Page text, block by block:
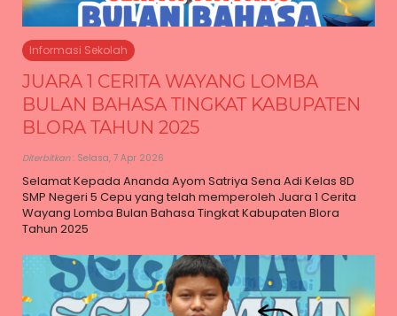
Informasi Sekolah
JUARA 1 CERITA WAYANG LOMBA
BULAN BAHASA TINGKAT KABUPATEN
BLORA TAHUN 2025
Diterbitkan: Selasa, 7 Apr 2026
Selamat Kepada Ananda Ayom Satriya Sena Adi Kelas 8D
SMP Negeri 5 Cepu yang telah memperoleh Juara 1 Cerita
Wayang Lomba Bulan Bahasa Tingkat Kabupaten Blora
Tahun 2025